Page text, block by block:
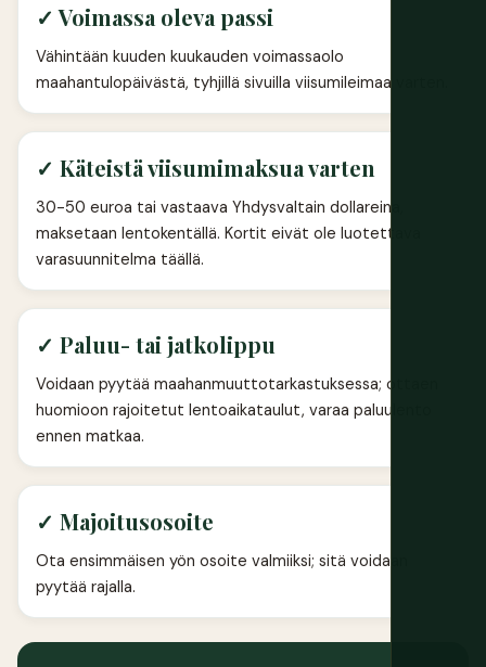
✓ Voimassa oleva passi
Vähintään kuuden kuukauden voimassaolo
maahantulopäivästä, tyhjillä sivuilla viisumileimaa varten.
✓ Käteistä viisumimaksua varten
30-50 euroa tai vastaava Yhdysvaltain dollareina,
maksetaan lentokentällä. Kortit eivät ole luotettava
varasuunnitelma täällä.
✓ Paluu- tai jatkolippu
Voidaan pyytää maahanmuuttotarkastuksessa; ottaen
huomioon rajoitetut lentoaikataulut, varaa paluulento
ennen matkaa.
✓ Majoitusosoite
Ota ensimmäisen yön osoite valmiiksi; sitä voidaan
pyytää rajalla.